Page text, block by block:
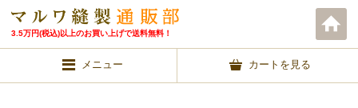
3.5万円(税込)以上のお買い上げで送料無料！
メニュー カートを見る